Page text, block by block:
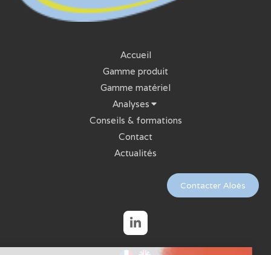
Accueil
Gamme produit
Gamme matériel
Analyses
Conseils & formations
Contact
Actualités
Contacter Aloès